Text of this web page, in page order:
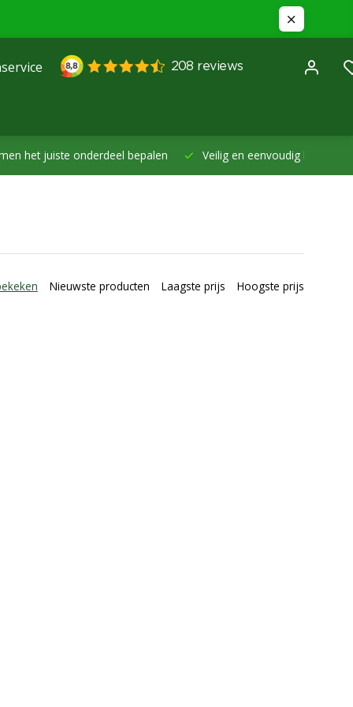
juiste onderdeel bepalen Veilig en eenvoudig betalen -
Nieuwste producten Laagste prijs Hoogste prijs